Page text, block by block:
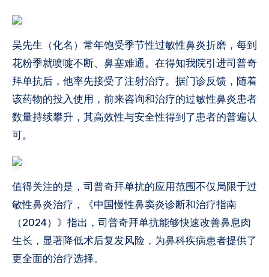
吴先生（化名）常年饱受季节性过敏性鼻炎折磨，每到
花粉季就喷嚏不断、鼻塞难通。在得知我院引进司普奇
拜单抗后，他率先接受了注射治疗。据门诊反馈，随着
该药物的投入使用，前来咨询和治疗的过敏性鼻炎患者
数量持续攀升，其高效性与安全性得到了患者的普遍认
可。
值得关注的是，司普奇拜单抗的应用范围不仅局限于过
敏性鼻炎治疗，《中国慢性鼻窦炎诊断和治疗指南
（2024）》指出，司普奇拜单抗能够快速改善鼻息肉
生长，显著降低术后复发风险，为鼻科疾病患者提供了
更全面的治疗选择。